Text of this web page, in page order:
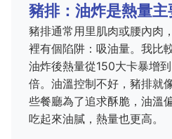
豬排：油炸是熱量
豬排通常用里肌肉或腰內肉
裡有個陷阱：吸油量。我比
油炸後熱量從150大卡暴增
倍。油溫控制不好，豬排就
些餐廳為了追求酥脆，油溫
吃起來油膩，熱量也更高。